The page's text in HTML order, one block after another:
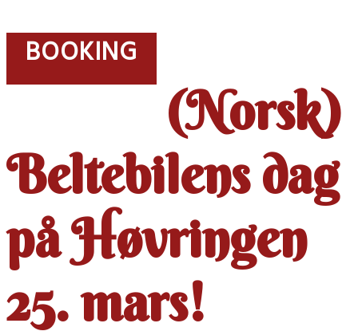
BOOKING
(Norsk)
Beltebilens dag
på Høvringen
25. mars!